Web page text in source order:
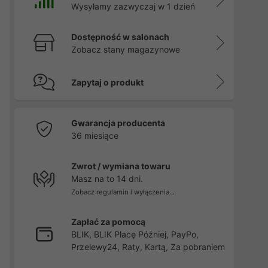
Wysyłamy zazwyczaj w 1 dzień
Dostępność w salonach
Zobacz stany magazynowe
Zapytaj o produkt
Gwarancja producenta
36 miesiące
Zwrot / wymiana towaru
Masz na to 14 dni.
Zobacz regulamin i wyłączenia...
Zapłać za pomocą
BLIK, BLIK Płacę Później, PayPo,
Przelewy24, Raty, Kartą, Za pobraniem